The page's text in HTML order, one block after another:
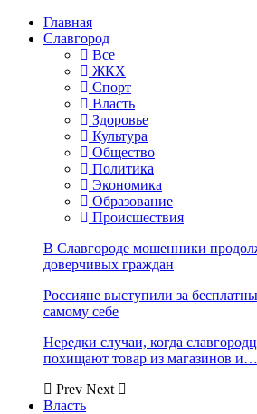
Главная
Славгород
Все
ЖКХ
Спорт
Власть
Здоровье
Культура
Общество
Политика
Экономика
Образование
Происшествия
В Славгороде мошенники
доверчивых граждан
Россияне выступили за
самому себе
Нередки случаи, когда
похищают товар из магазинов и…
Prev Next
Власть